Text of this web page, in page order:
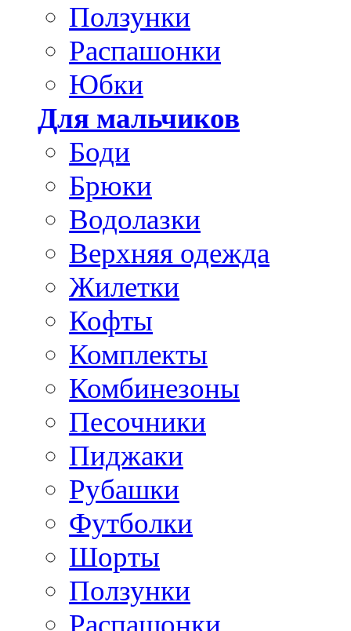
Ползунки
Распашонки
Юбки
Для мальчиков
Боди
Брюки
Водолазки
Верхняя одежда
Жилетки
Кофты
Комплекты
Комбинезоны
Песочники
Пиджаки
Рубашки
Футболки
Шорты
Ползунки
Распашонки